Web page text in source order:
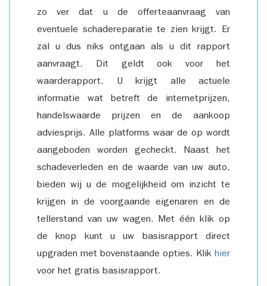
zo ver dat u de offerteaanvraag van
eventuele schadereparatie te zien krijgt. Er
zal u dus niks ontgaan als u dit rapport
aanvraagt. Dit geldt ook voor het
waarderapport. U krijgt alle actuele
informatie wat betreft de internetprijzen,
handelswaarde prijzen en de aankoop
adviesprijs. Alle platforms waar de op wordt
aangeboden worden gecheckt. Naast het
schadeverleden en de waarde van uw auto,
bieden wij u de mogelijkheid om inzicht te
krijgen in de voorgaande eigenaren en de
tellerstand van uw wagen. Met één klik op
de knop kunt u uw basisrapport direct
upgraden met bovenstaande opties. Klik hier
voor het gratis basisrapport.